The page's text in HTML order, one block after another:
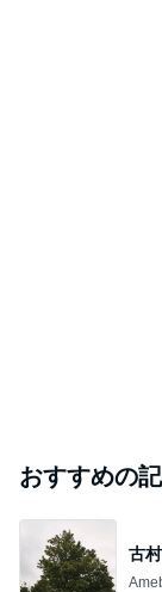
おすすめの
古